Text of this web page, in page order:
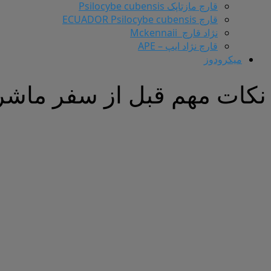
قارچ مازتاپک Psilocybe cubensis
قارچ ECUADOR Psilocybe cubensis
نژاد قارچ Mckennaii
قارچ نژاد ایپ – APE
میکرودوز
نکات مهم قبل از سفر